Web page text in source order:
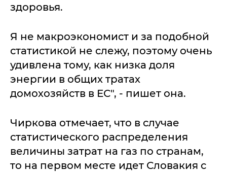
здоровья.
Я не макроэкономист и за подобной
статистикой не слежу, поэтому очень
удивлена тому, как низка доля
энергии в общих тратах
домохозяйств в ЕС", - пишет она.
Чиркова отмечает, что в случае
статистического распределения
величины затрат на газ по странам,
то на первом месте идет Словакия с